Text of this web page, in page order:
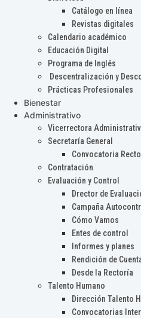
Catálogo en línea
Revistas digitales
Calendario académico
Educación Digital
Programa de Inglés
Descentralización y
Prácticas Profesionales
Bienestar
Administrativo
Vicerrectora
Secretaría General
Convocatoria
Contratación
Evaluación y Control
Drector de
Campaña
Cómo Vamos
Entes de control
Informes y planes
Rendición de
Desde la Rectoría
Talento Humano
Dirección Talento
Convocatorias